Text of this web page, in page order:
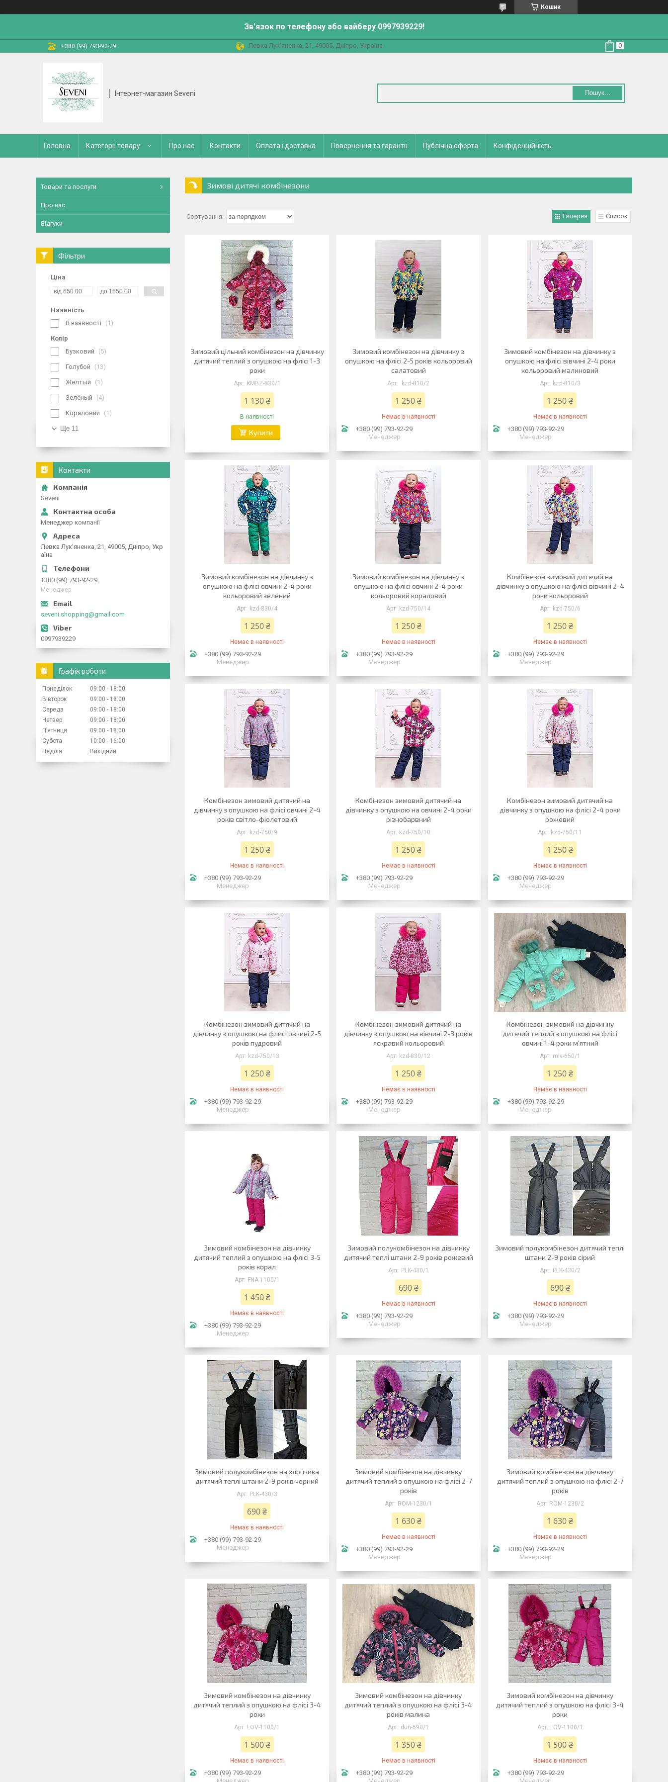
Кошик
Зв'язок по телефону або вайберу 0997939229!
+380 (99) 793-92-29 Левка Лук'яненка, 21, 49005, Дніпро, Україна
Інтернет-магазин Seveni Пошук...
Головна Категорії товару Про нас Контакти Оплата і доставка Повернення та гарантії Публічна оферта Конфіденційність
Зимові дитячі комбінезони
Галерея Список
Зимовий цільний комбінезон на дівчинку
дитячий теплий з опушкою на флісі 1-3
роки
KMBZ-830/1
1 130 ₴
В наявності
Купити
Зимовий комбінезон на дівчинку з
опушкою на флісі 2-5 років кольоровий
салатовий
kzd-810/2
1 250 ₴
Немає в наявності
+380 (99) 793-92-29
Менеджер
Зимовий комбінезон на дівчинку з
опушкою на флісі вівчині 2-4 роки
кольоровий малиновий
kzd-810/3
1 250 ₴
Немає в наявності
+380 (99) 793-92-29
Менеджер
Зимовий комбінезон на дівчинку з
опушкою на флісі овчині 2-4 роки
кольоровий зелений
kzd-830/4
1 250 ₴
Немає в наявності
+380 (99) 793-92-29
Менеджер
Зимовий комбінезон на дівчинку з
опушкою на флісі овчині 2-4 роки
кольоровий кораловий
kzd-750/14
1 250 ₴
Немає в наявності
+380 (99) 793-92-29
Менеджер
Комбінезон зимовий дитячий на
дівчинку з опушкою на флісі вівчині 2-4
роки кольоровий
kzd-750/6
1 250 ₴
Немає в наявності
+380 (99) 793-92-29
Менеджер
Комбінезон зимовий дитячий на
дівчинку з опушкою на флісі овчині 2-4
років світло-фіолетовий
kzd-750/9
1 250 ₴
Немає в наявності
+380 (99) 793-92-29
Менеджер
Комбінезон зимовий дитячий на
дівчинку з опушкою на овчині 2-4 роки
різнобарвний
kzd-750/10
1 250 ₴
Немає в наявності
+380 (99) 793-92-29
Менеджер
Комбінезон зимовий дитячий на
дівчинку з опушкою на флісі 2-4 роки
рожевий
kzd-750/11
1 250 ₴
Немає в наявності
+380 (99) 793-92-29
Менеджер
Комбінезон зимовий дитячий на
дівчинку з опушкою на флисі овчині 2-5
років пудровий
kzd-750/13
1 250 ₴
Немає в наявності
+380 (99) 793-92-29
Менеджер
Комбінезон зимовий дитячий на
дівчинку з опушкою на вівчині 2-3 років
яскравий кольоровий
kzd-830/12
1 250 ₴
Немає в наявності
+380 (99) 793-92-29
Менеджер
Комбінезон зимовий на дівчинку
дитячий теплий з опушкою на флісі
овчині 1-4 роки м'ятний
mlv-650/1
1 250 ₴
Немає в наявності
+380 (99) 793-92-29
Менеджер
Зимовий комбінезон на дівчинку
дитячий теплий з опушкою на флісі 3-5
років корал
FNA-1100/1
1 450 ₴
Немає в наявності
+380 (99) 793-92-29
Менеджер
Зимовий полукомбінезон на дівчинку
дитячий теплі штани 2-9 років рожевий
PLK-430/1
690 ₴
Немає в наявності
+380 (99) 793-92-29
Менеджер
Зимовий полукомбінезон дитячий теплі
штани 2-9 років сірий
PLK-430/2
690 ₴
Немає в наявності
+380 (99) 793-92-29
Менеджер
Зимовий полукомбінезон на хлопчика
дитячий теплі штани 2-9 років чорний
PLK-430/3
690 ₴
Немає в наявності
+380 (99) 793-92-29
Менеджер
Зимовий комбінезон на дівчинку
дитячий теплий з опушкою на флісі 2-7
років
ROM-1230/1
1 630 ₴
Немає в наявності
+380 (99) 793-92-29
Менеджер
Зимовий комбінезон на дівчинку
дитячий теплий з опушкою на флісі 2-7
років
ROM-1230/2
1 630 ₴
Немає в наявності
+380 (99) 793-92-29
Менеджер
Зимовий комбінезон на дівчинку
дитячий теплий з опушкою на флісі 3-4
роки
LOV-1100/1
1 500 ₴
Немає в наявності
+380 (99) 793-92-29
Зимовий комбінезон на дівчинку
дитячий теплий з опушкою на флісі 3-4
років малина
dun-590/1
1 350 ₴
Немає в наявності
+380 (99) 793-92-29
Зимовий комбінезон на дівчинку
дитячий теплий з опушкою на флісі 3-4
роки
LOV-1100/1
1 500 ₴
Немає в наявності
+380 (99) 793-92-29
Товари та послуги
Про нас
Відгуки
Фільтри
Ціна
Наявність
В наявності
1
Колір
Бузковий
5
Голубой 13
Желтый 1
Зелёный 4
Кораловий 1
Ще 11
Контакти
Seveni
Менеджер компанії
Левка Лук'яненка, 21, 49005, Дніпро, Укр
аїна
+380 (99) 793-92-29
Менеджер
seveni.shopping@gmail.com
0997939229
Графік роботи
Понеділок 09:00
18:00
Вівторок
09:00
18:00
Середа
09:00
18:00
Четвер
09:00
18:00
Пʼятниця
09:00
18:00
Субота
10:00
16:00
Неділя
Вихідний